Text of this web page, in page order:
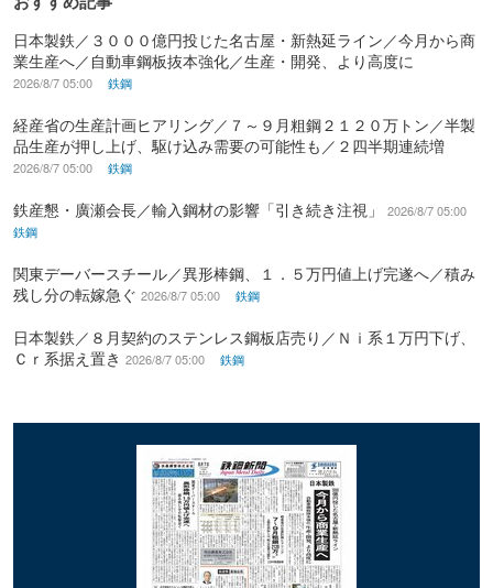
日本製鉄／３０００億円投じた名古屋・新熱延ライン／今月から商
業生産へ／自動車鋼板抜本強化／生産・開発、より高度に
2026/8/7 05:00 鉄鋼
経産省の生産計画ヒアリング／７～９月粗鋼２１２０万トン／半製
品生産が押し上げ、駆け込み需要の可能性も／２四半期連続増
2026/8/7 05:00 鉄鋼
鉄産懇・廣瀬会長／輸入鋼材の影響「引き続き注視」
2026/8/7 05:00
鉄鋼
関東デーバースチール／異形棒鋼、１．５万円値上げ完遂へ／積み
残し分の転嫁急ぐ 2026/8/7 05:00 鉄鋼
日本製鉄／８月契約のステンレス鋼板店売り／Ｎｉ系１万円下げ、
Ｃｒ系据え置き 2026/8/7 05:00 鉄鋼